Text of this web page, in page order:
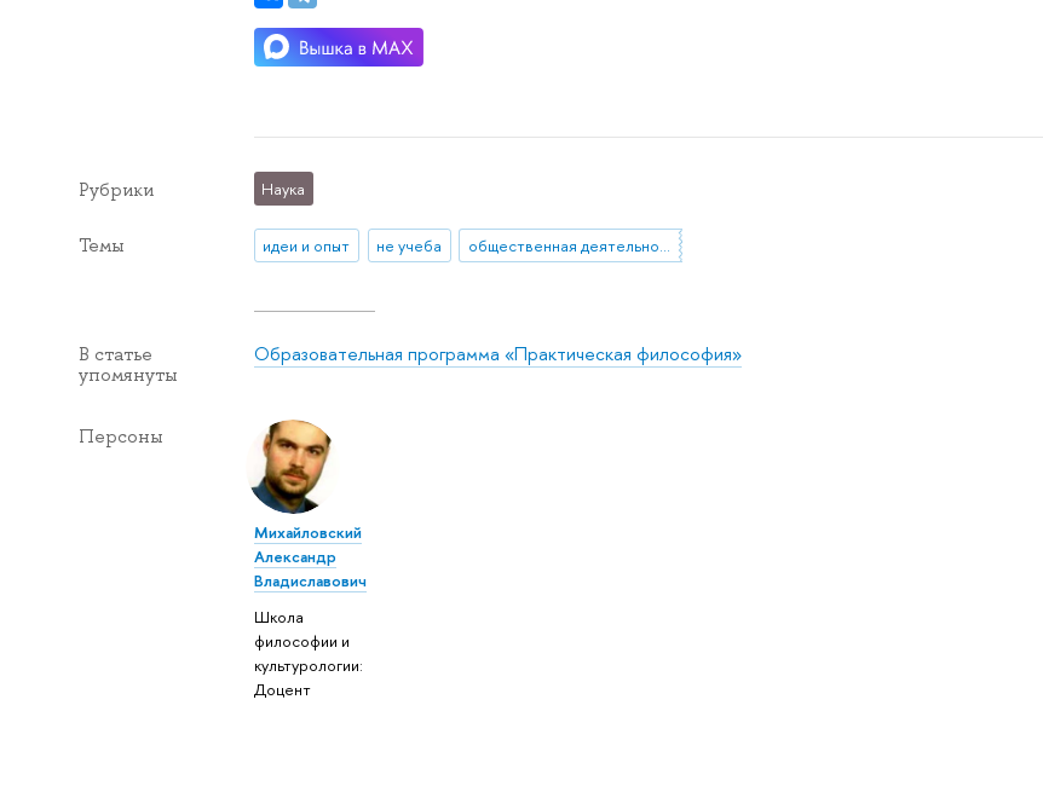
Рубрики Наука
Темы идеи и опыт не учеба общественная деятельность
В статье
упомянуты
Образовательная программа «Практическая философия»
Персоны
Михайловский
Александр
Владиславович
Школа
философии и
культурологии:
Доцент